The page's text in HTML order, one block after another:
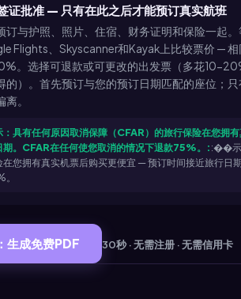
证批准 — 只有在此之后才能预订真实航班
订与护照、照片、住宿、财务证明和保险一起
Flights、Skyscanner和Kayak上比较票价 —
。选择可退款或可更改的出发票（多花10-
的）。首先预订与您的预订日期匹配的座位；
离。
：具有任何原因取消保障（CFAR）的旅行保险在您拥
期。CFAR在任何使您取消的情况下退款75%。::��示
在您拥有真实机票后购买更便宜 — 预订时间接近旅行日
生成免费PDF 30秒 · 无需注册 · 无需信用卡